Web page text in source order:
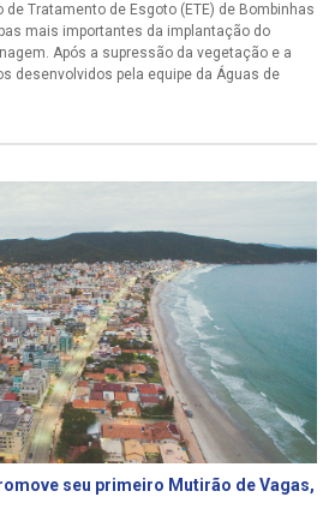
Tratamento de Esgoto (ETE) de Bombinhas
mais importantes da implantação do
Após a supressão da vegetação e a
desenvolvidos pela equipe da Águas de
seu primeiro Mutirão de Vagas,